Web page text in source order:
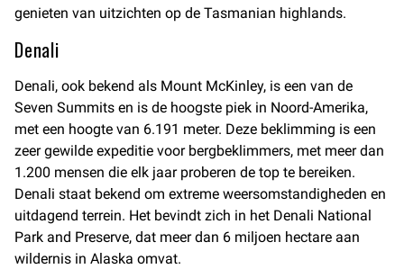
genieten van uitzichten op de Tasmanian highlands.
Denali
Denali, ook bekend als Mount McKinley, is een van de
Seven Summits en is de hoogste piek in Noord-Amerika,
met een hoogte van 6.191 meter. Deze beklimming is een
zeer gewilde expeditie voor bergbeklimmers, met meer dan
1.200 mensen die elk jaar proberen de top te bereiken.
Denali staat bekend om extreme weersomstandigheden en
uitdagend terrein. Het bevindt zich in het Denali National
Park and Preserve, dat meer dan 6 miljoen hectare aan
wildernis in Alaska omvat.